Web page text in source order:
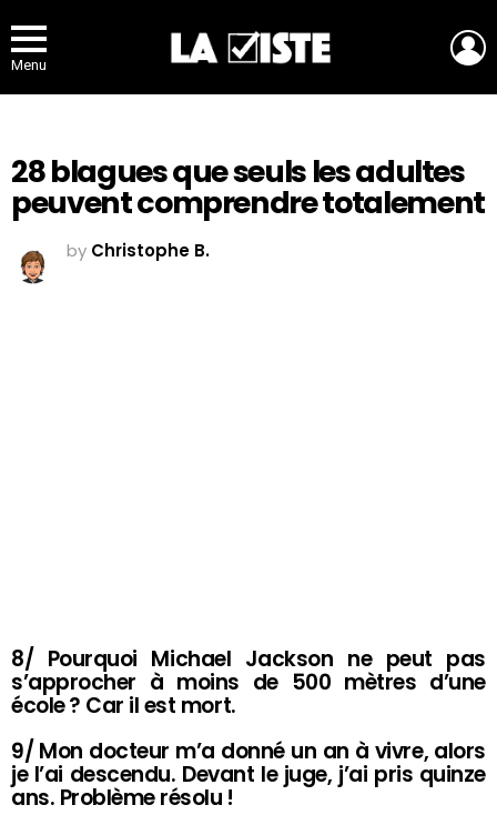
Menu
28 blagues que seuls les adultes
peuvent comprendre totalement
by Christophe B.
8/ Pourquoi Michael Jackson ne peut pas
s’approcher à moins de 500 mètres d’une
école ? Car il est mort.
9/ Mon docteur m’a donné un an à vivre, alors
je l’ai descendu. Devant le juge, j’ai pris quinze
ans. Problème résolu !